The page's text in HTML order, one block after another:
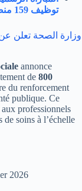
توظيف 159 منصبًا قبل 5 دجنبر 2025
annonce
de 800
du renforcement
publique. Ce
aux professionnels
de soins à l’échelle
2026